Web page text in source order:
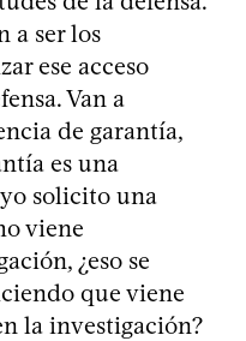
a ser los
ese acceso
Van a
de garantía,
es una
solicito una
viene
¿eso se
que viene
la investigación?